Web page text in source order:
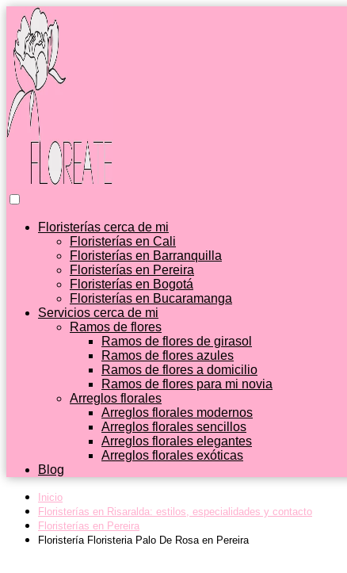
Floristerías cerca de mi
Floristerías en Cali
Floristerías en Barranquilla
Floristerías en Pereira
Floristerías en Bogotá
Floristerías en Bucaramanga
Servicios cerca de mi
Ramos de flores
Ramos de flores de girasol
Ramos de flores azules
Ramos de flores a domicilio
Ramos de flores para mi novia
Arreglos florales
Arreglos florales modernos
Arreglos florales sencillos
Arreglos florales elegantes
Arreglos florales exóticas
Blog
Inicio
Floristerías en Risaralda: estilos, especialidades y contacto
Floristerías en Pereira
Floristería Floristeria Palo De Rosa en Pereira